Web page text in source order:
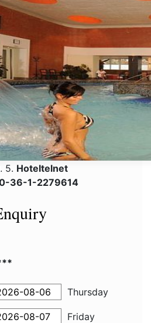
5. Hoteltelnet
36-1-2279614
Thursday
Friday